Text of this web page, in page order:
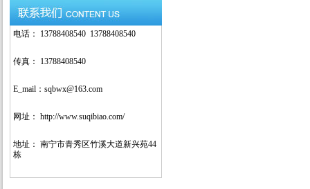
电话： 13788408540 13788408540
传真： 13788408540
E_mail：sqbwx@163.com
网址： http://www.suqibiao.com/
地址： 南宁市青秀区竹溪大道新兴苑44
栋